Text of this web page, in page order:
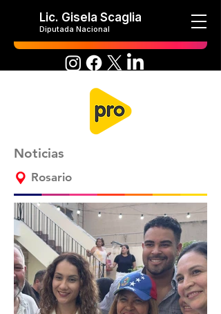
Lic. Gisela Scaglia
Diputada Nacional
Noticias
Rosario